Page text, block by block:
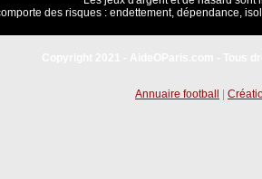
des risques : endettement, dépendance,
Annuaire football